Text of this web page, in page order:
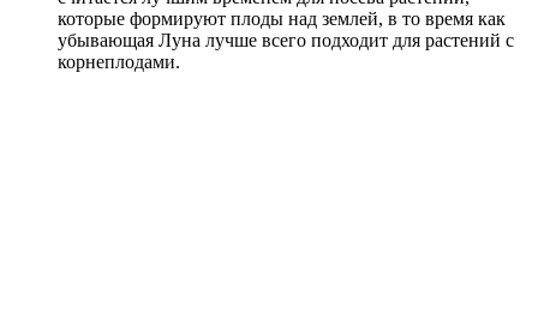
которые формируют плоды над землей, в то время как
убывающая Луна лучше всего подходит для растений с
корнеплодами.